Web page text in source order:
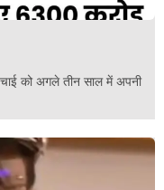
को अगले तीन साल में अपनी